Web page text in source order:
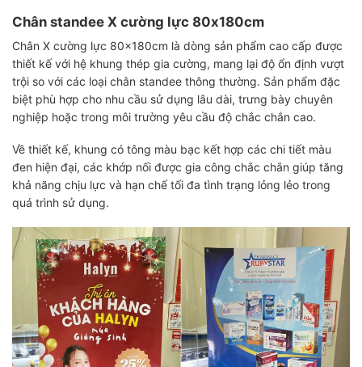
Chân standee X cường lực 80x180cm
Chân X cường lực 80x180cm là dòng sản phẩm cao cấp được
thiết kế với hệ khung thép gia cường, mang lại độ ổn định vượt
trội so với các loại chân standee thông thường. Sản phẩm đặc
biệt phù hợp cho nhu cầu sử dụng lâu dài, trưng bày chuyên
nghiệp hoặc trong môi trường yêu cầu độ chắc chắn cao.
Về thiết kế, khung có tông màu bạc kết hợp các chi tiết màu
đen hiện đại, các khớp nối được gia công chắc chắn giúp tăng
khả năng chịu lực và hạn chế tối đa tình trạng lỏng lẻo trong
quá trình sử dụng.